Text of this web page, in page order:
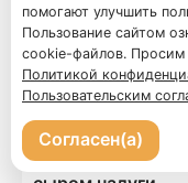
Ассорти
помогают улучшить
Пользование сайтом
cookie-файлов. Просим
Политикой
Пользовательским
Согласен(а)